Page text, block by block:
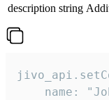
description string
name: